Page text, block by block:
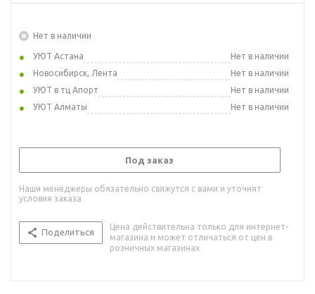
Нет в наличии
УЮТ Астана
Нет в наличии
Новосибирск, Лента
Нет в наличии
УЮТ в тц Апорт
Нет в наличии
УЮТ Алматы
Нет в наличии
Под заказ
Наши менеджеры обязательно свяжутся с вами и уточнят
условия заказа
Поделиться
Цена действительна только для интернет-
магазина и может отличаться от цен в
розничных магазинах